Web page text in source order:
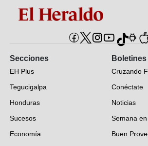
Secciones
EH Plus
Tegucigalpa
Honduras
Sucesos
Economía
Boletines
Cruzando
Conéctate
Noticias
Semana
Buen